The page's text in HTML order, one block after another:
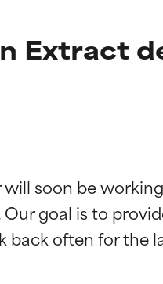
Extract
soon be
goal is to